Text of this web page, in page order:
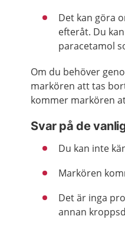
Det kan göra
efteråt. Du
paracetamol
Om du behöver
markören att tas
kommer markören
Svar på de
Du kan inte
Markören
Det är inga
annan